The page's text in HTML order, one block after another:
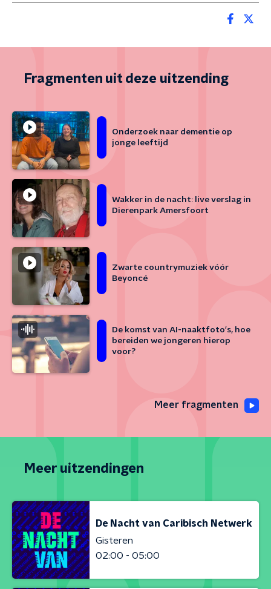
Fragmenten uit deze uitzending
Onderzoek naar dementie op
jonge leeftijd
Wakker in de nacht: live verslag in
Dierenpark Amersfoort
Zwarte countrymuziek vóór
Beyoncé
De komst van AI-naaktfoto's, hoe
bereiden we jongeren hierop
voor?
Meer fragmenten
Meer uitzendingen
De Nacht van Caribisch Netwerk
Gisteren
02:00 - 05:00